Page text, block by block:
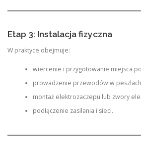
Etap 3: Instalacja fizyczna
W praktyce obejmuje:
wiercenie i przygotowanie miejsca
prowadzenie przewodów w
montaż elektrozaczepu lub zwory
podłączenie zasilania i sieci.